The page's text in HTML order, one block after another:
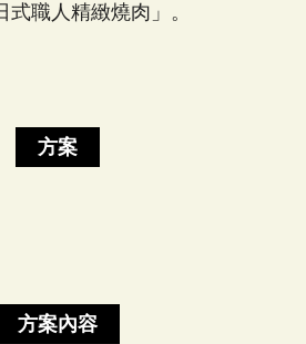
職人精緻燒肉」。
方案
方案內容